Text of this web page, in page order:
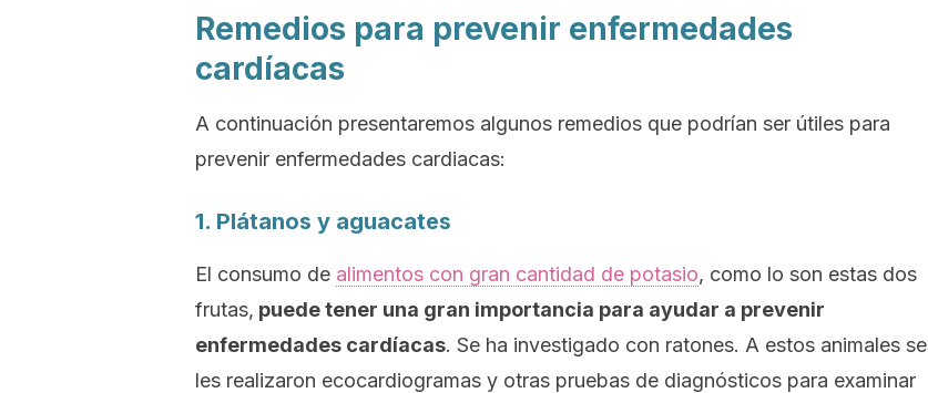
Remedios para prevenir enfermedades
cardíacas
A continuación presentaremos algunos remedios que podrían ser útiles para
prevenir enfermedades cardiacas:
1. Plátanos y aguacates
El consumo de alimentos con gran cantidad de potasio, como lo son estas dos
frutas, puede tener una gran importancia para ayudar a prevenir
enfermedades cardíacas. Se ha investigado con ratones. A estos animales se
les realizaron ecocardiogramas y otras pruebas de diagnósticos para examinar